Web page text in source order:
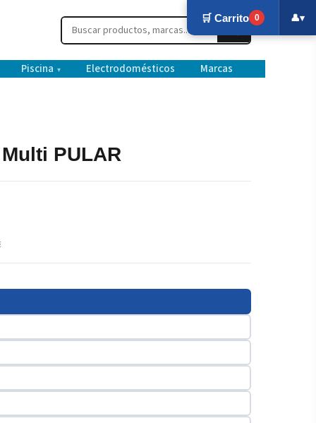
Piscina ▾ Electrodomésticos Marcas
PULAR
🛒 Carrito 0 👤▾